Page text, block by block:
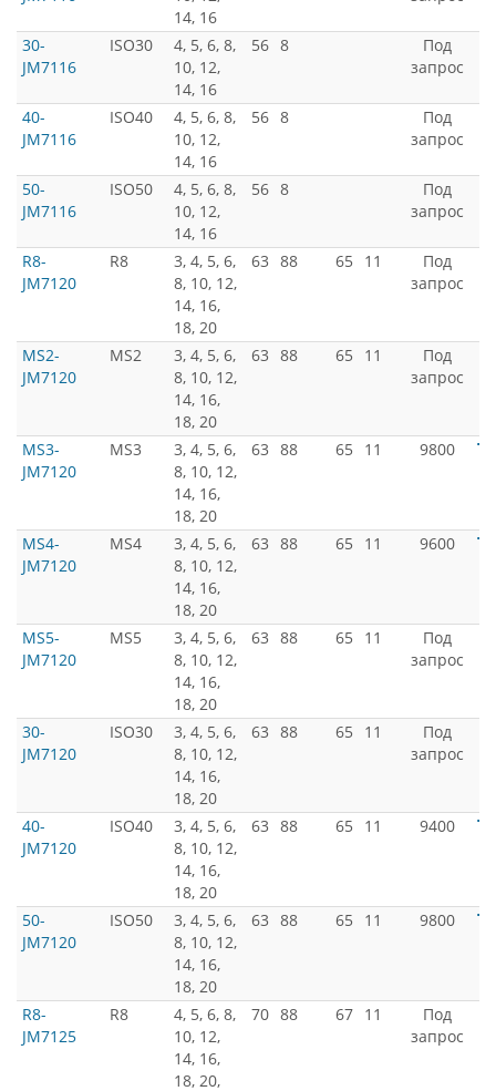
14, 16
30-
JM7116
ISO30
4, 5, 6, 8,
10, 12,
14, 16
56 8
Под
запрос
40-
JM7116
ISO40
4, 5, 6, 8,
10, 12,
14, 16
56 8
Под
запрос
50-
JM7116
ISO50
4, 5, 6, 8,
10, 12,
14, 16
56 8
Под
запрос
R8-
JM7120
R8
3, 4, 5, 6,
8, 10, 12,
14, 16,
18, 20
63 88 65 11
Под
запрос
MS2-
JM7120
MS2
3, 4, 5, 6,
8, 10, 12,
14, 16,
18, 20
63 88 65 11
Под
запрос
MS3-
JM7120
MS3
3, 4, 5, 6,
8, 10, 12,
14, 16,
18, 20
63 88 65 11 9800
MS4-
JM7120
MS4
3, 4, 5, 6,
8, 10, 12,
14, 16,
18, 20
63 88 65 11 9600
MS5-
JM7120
MS5
3, 4, 5, 6,
8, 10, 12,
14, 16,
18, 20
63 88 65 11
Под
запрос
30-
JM7120
ISO30
3, 4, 5, 6,
8, 10, 12,
14, 16,
18, 20
63 88 65 11
Под
запрос
40-
JM7120
ISO40
3, 4, 5, 6,
8, 10, 12,
14, 16,
18, 20
63 88 65 11 9400
50-
JM7120
ISO50
3, 4, 5, 6,
8, 10, 12,
14, 16,
18, 20
63 88 65 11 9800
R8-
JM7125
R8
4, 5, 6, 8,
10, 12,
14, 16,
18, 20,
70 88 67 11
Под
запрос